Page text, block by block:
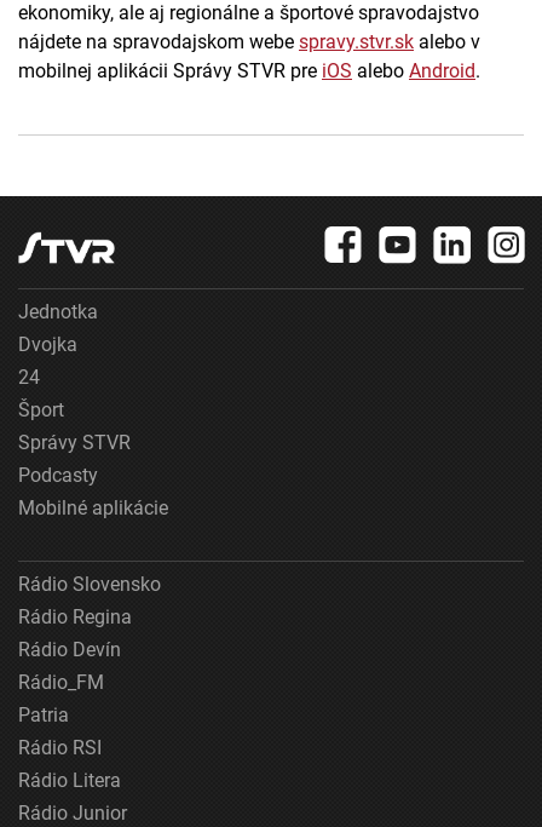
ekonomiky, ale aj regionálne a športové spravodajstvo
nájdete na spravodajskom webe spravy.stvr.sk alebo v
mobilnej aplikácii Správy STVR pre iOS alebo Android.
Jednotka
Dvojka
24
Šport
Správy STVR
Podcasty
Mobilné aplikácie
Rádio Slovensko
Rádio Regina
Rádio Devín
Rádio_FM
Patria
Rádio RSI
Rádio Litera
Rádio Junior